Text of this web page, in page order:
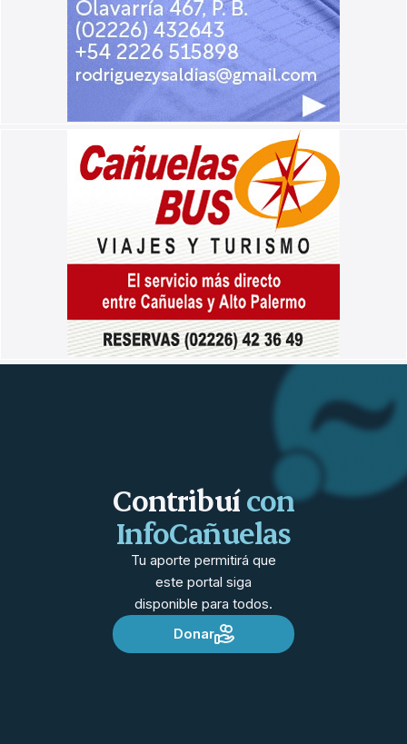
Contribuícon
InfoCañuelas
Tu aporte permitirá que
este portal siga
disponible para todos.
Donar